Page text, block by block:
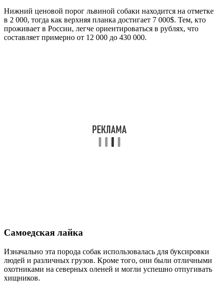
Нижний ценовой порог львиной собаки находится на отметке
в 2 000, тогда как верхняя планка достигает 7 000$. Тем, кто
проживает в России, легче ориентироваться в рублях, что
составляет примерно от 12 000 до 430 000.
Самоедская лайка
Изначально эта порода собак использовалась для буксировки
людей и различных грузов. Кроме того, они были отличными
охотниками на северных оленей и могли успешно отпугивать
хищников.